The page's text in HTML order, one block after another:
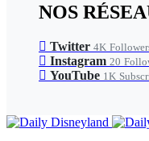
NOS
Twitter 4K
Instagram 20
YouTube 1K